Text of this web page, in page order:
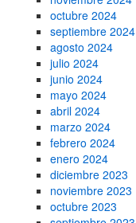
octubre 2024
septiembre 2024
agosto 2024
julio 2024
junio 2024
mayo 2024
abril 2024
marzo 2024
febrero 2024
enero 2024
diciembre 2023
noviembre 2023
octubre 2023